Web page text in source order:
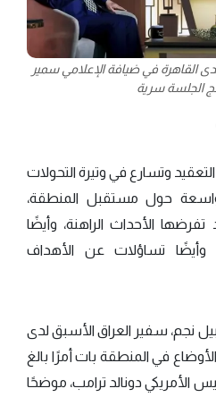
القاهرة في ضيافة الإعلامي سمير
الجلسة سرية
وتسارع في وتيرة التحولات
واسعة حول مستقبل المنطقة،
تفرضها الأحداث الراهنة، وأيضًا
وأيضًا تساؤلات عن الأهداف
نجم، سفير العراق الأسبق لدى
في المنطقة بات أمرًا بالغ
الأمريكي دونالد ترامب، موضحًا